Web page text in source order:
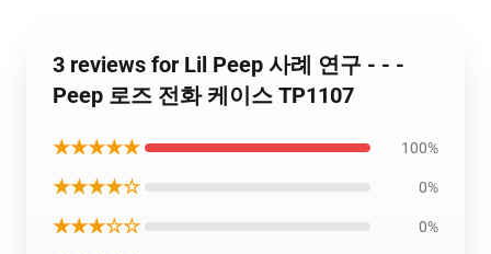
3 reviews for Lil Peep 사례 연구 - - -
Peep 로즈 전화 케이스 TP1107
★★★★★ 100%
★★★★☆ 0%
★★★☆☆ 0%